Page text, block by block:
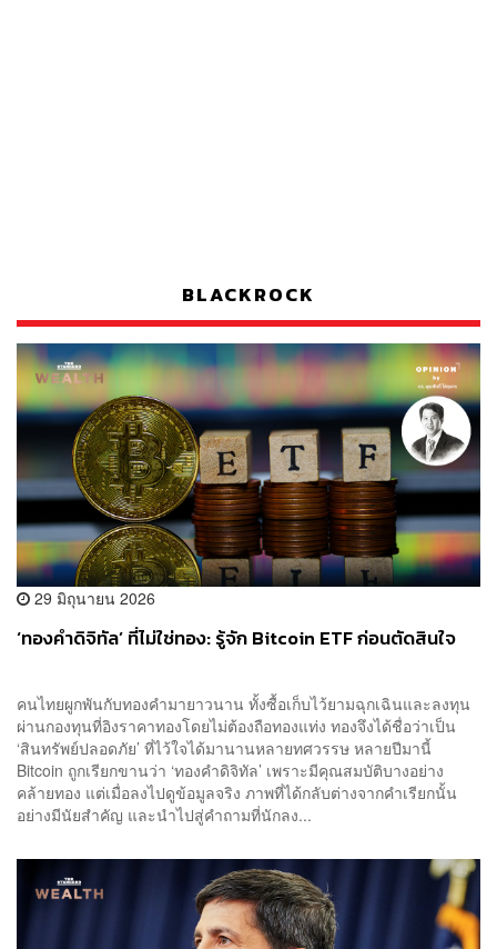
BLACKROCK
29 มิถุนายน 2026
‘ทองคำดิจิทัล’ ที่ไม่ใช่ทอง: รู้จัก Bitcoin ETF ก่อนตัดสินใจ
คนไทยผูกพันกับทองคำมายาวนาน ทั้งซื้อเก็บไว้ยามฉุกเฉินและลงทุน
ผ่านกองทุนที่อิงราคาทองโดยไม่ต้องถือทองแท่ง ทองจึงได้ชื่อว่าเป็น
‘สินทรัพย์ปลอดภัย’ ที่ไว้ใจได้มานานหลายทศวรรษ หลายปีมานี้
Bitcoin ถูกเรียกขานว่า ‘ทองคำดิจิทัล’ เพราะมีคุณสมบัติบางอย่าง
คล้ายทอง แต่เมื่อลงไปดูข้อมูลจริง ภาพที่ได้กลับต่างจากคำเรียกนั้น
อย่างมีนัยสำคัญ และนำไปสู่คำถามที่นักลง...